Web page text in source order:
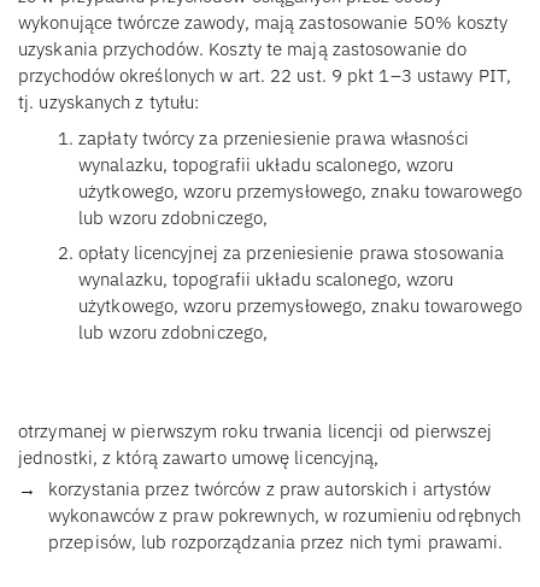
wykonujące twórcze zawody, mają zastosowanie 50% koszty
uzyskania przychodów. Koszty te mają zastosowanie do
przychodów określonych w art. 22 ust. 9 pkt 1–3 ustawy PIT,
tj. uzyskanych z tytułu:
zapłaty twórcy za przeniesienie prawa własności
wynalazku, topografii układu scalonego, wzoru
użytkowego, wzoru przemysłowego, znaku towarowego
lub wzoru zdobniczego,
opłaty licencyjnej za przeniesienie prawa stosowania
wynalazku, topografii układu scalonego, wzoru
użytkowego, wzoru przemysłowego, znaku towarowego
lub wzoru zdobniczego,
otrzymanej w pierwszym roku trwania licencji od pierwszej
jednostki, z którą zawarto umowę licencyjną,
korzystania przez twórców z praw autorskich i artystów
wykonawców z praw pokrewnych, w rozumieniu odrębnych
przepisów, lub rozporządzania przez nich tymi prawami.